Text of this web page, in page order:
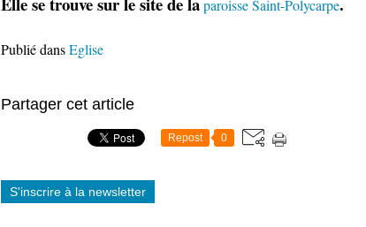
paroisse Saint-Polycarpe
Publié dansEglise
Partager cet article
Repost 0
S'inscrire à la newsletter